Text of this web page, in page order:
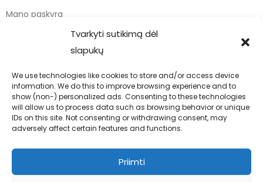
Tvarkyti sutikimą dėl
slapukų
We use technologies like cookies to store and/or access device
information. We do this to improve browsing experience and to
show (non-) personalized ads. Consenting to these technologies
will allow us to process data such as browsing behavior or unique
IDs on this site. Not consenting or withdrawing consent, may
adversely affect certain features and functions.
Priimti
Mano paskyra
Kontaktai
info@bodyfoodas.lt
+370 600 77017